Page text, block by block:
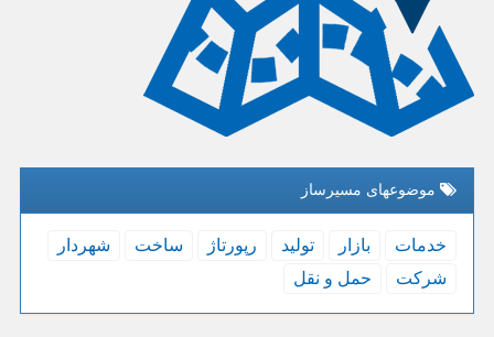
موضوعهای مسیرساز
خدمات بازار تولید رپورتاژ ساخت
شهردار
شركت
حمل و نقل